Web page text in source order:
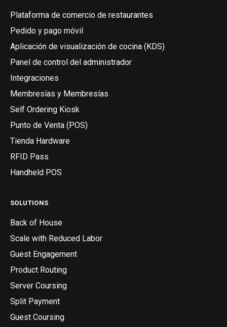
Plataforma de comercio de restaurantes
Pedido y pago móvil
Aplicación de visualización de cocina (KDS)
Panel de control del administrador
Integraciones
Membresías y Membresías
Self Ordering Kiosk
Punto de Venta (POS)
Tienda Hardware
RFID Pass
Handheld POS
SOLUTIONS
Back of House
Scale with Reduced Labor
Guest Engagement
Product Routing
Server Coursing
Split Payment
Guest Coursing